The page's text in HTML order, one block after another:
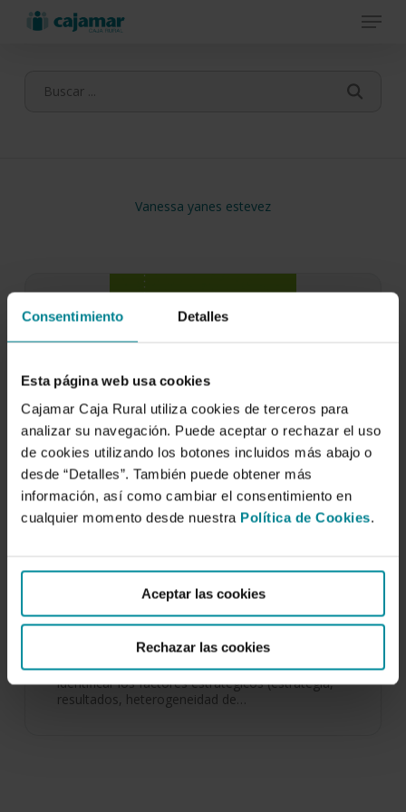
Consentimiento Detalles
Esta página web usa cookies
Cajamar Caja Rural utiliza cookies de terceros para
analizar su navegación. Puede aceptar o rechazar el uso
de cookies utilizando los botones incluidos más abajo o
desde “Detalles”. También puede obtener más
información, así como cambiar el consentimiento en
cualquier momento desde nuestra Política de Cookies.
Aceptar las cookies
Rechazar las cookies
Menu
Vanessa yanes estevez
cooperativas agroalimentarias en
función de su dimensión. Una aplicación a
Se plantea como objetivo de este trabajo
identificar los factores estratégicos (estrategia,
resultados, heterogeneidad de…